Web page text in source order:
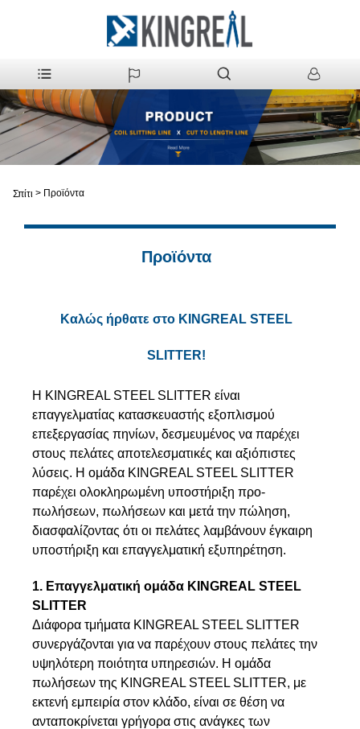
Σπίτι > Προϊόντα
Προϊόντα
Καλώς ήρθατε στο KINGREAL STEEL
SLITTER!
Η KINGREAL STEEL SLITTER είναι
επαγγελματίας κατασκευαστής εξοπλισμού
επεξεργασίας πηνίων, δεσμευμένος να παρέχει
στους πελάτες αποτελεσματικές και αξιόπιστες
λύσεις. Η ομάδα KINGREAL STEEL SLITTER
παρέχει ολοκληρωμένη υποστήριξη προ-
πωλήσεων, πωλήσεων και μετά την πώληση,
διασφαλίζοντας ότι οι πελάτες λαμβάνουν έγκαιρη
υποστήριξη και επαγγελματική εξυπηρέτηση.
1. Επαγγελματική ομάδα KINGREAL STEEL
SLITTER
Διάφορα τμήματα KINGREAL STEEL SLITTER
συνεργάζονται για να παρέχουν στους πελάτες την
υψηλότερη ποιότητα υπηρεσιών. Η ομάδα
πωλήσεων της KINGREAL STEEL SLITTER, με
εκτενή εμπειρία στον κλάδο, είναι σε θέση να
ανταποκρίνεται γρήγορα στις ανάγκες των